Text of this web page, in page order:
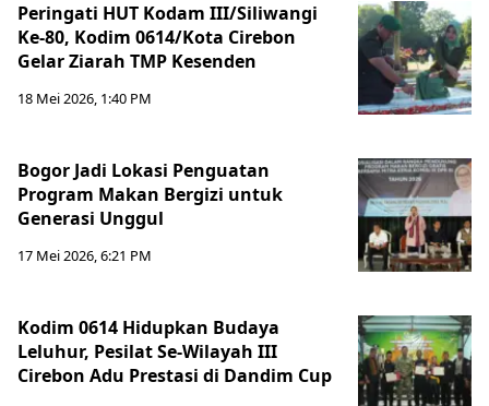
Peringati HUT Kodam III/Siliwangi
Ke-80, Kodim 0614/Kota Cirebon
Gelar Ziarah TMP Kesenden
18 Mei 2026, 1:40 PM
Bogor Jadi Lokasi Penguatan
Program Makan Bergizi untuk
Generasi Unggul
17 Mei 2026, 6:21 PM
Kodim 0614 Hidupkan Budaya
Leluhur, Pesilat Se-Wilayah III
Cirebon Adu Prestasi di Dandim Cup